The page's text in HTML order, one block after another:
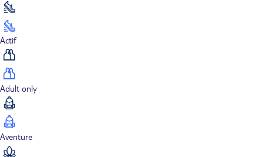
Actif
Adult only
Aventure